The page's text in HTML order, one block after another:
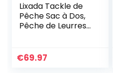
Lixada Tackle de
Pêche Sac à Dos,
Pêche de Leurres
D’appâts de
€69.97